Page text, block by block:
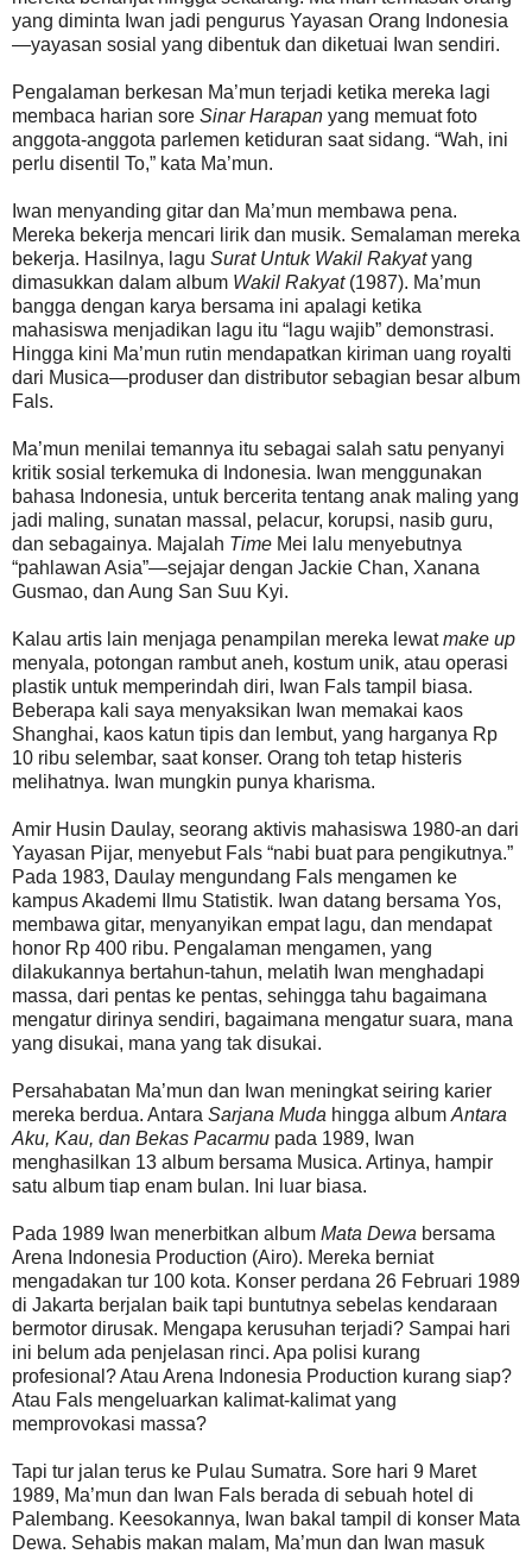
yang diminta Iwan jadi pengurus Yayasan Orang Indonesia
—yayasan sosial yang dibentuk dan diketuai Iwan sendiri.
Pengalaman berkesan Ma’mun terjadi ketika mereka lagi
membaca harian sore Sinar Harapan yang memuat foto
anggota-anggota parlemen ketiduran saat sidang. “Wah, ini
perlu disentil To,” kata Ma’mun.
Iwan menyanding gitar dan Ma’mun membawa pena.
Mereka bekerja mencari lirik dan musik. Semalaman mereka
bekerja. Hasilnya, lagu Surat Untuk Wakil Rakyatyang
dimasukkan dalam album Wakil Rakyat(1987). Ma’mun
bangga dengan karya bersama ini apalagi ketika
mahasiswa menjadikan lagu itu “lagu wajib” demonstrasi.
Hingga kini Ma’mun rutin mendapatkan kiriman uang royalti
dari Musica—produser dan distributor sebagian besar album
Fals.
Ma’mun menilai temannya itu sebagai salah satu penyanyi
kritik sosial terkemuka di Indonesia. Iwan menggunakan
bahasa Indonesia, untuk bercerita tentang anak maling yang
jadi maling, sunatan massal, pelacur, korupsi, nasib guru,
dan sebagainya. Majalah Time Mei lalu menyebutnya
“pahlawan Asia”—sejajar dengan Jackie Chan, Xanana
Gusmao, dan Aung San Suu Kyi.
Kalau artis lain menjaga penampilan mereka lewatmake up
menyala, potongan rambut aneh, kostum unik, atau operasi
plastik untuk memperindah diri, Iwan Fals tampil biasa.
Beberapa kali saya menyaksikan Iwan memakai kaos
Shanghai, kaos katun tipis dan lembut, yang harganya Rp
10 ribu selembar, saat konser. Orang toh tetap histeris
melihatnya. Iwan mungkin punya kharisma.
Amir Husin Daulay, seorang aktivis mahasiswa 1980-an dari
Yayasan Pijar, menyebut Fals “nabi buat para pengikutnya.”
Pada 1983, Daulay mengundang Fals mengamen ke
kampus Akademi Ilmu Statistik. Iwan datang bersama Yos,
membawa gitar, menyanyikan empat lagu, dan mendapat
honor Rp 400 ribu. Pengalaman mengamen, yang
dilakukannya bertahun-tahun, melatih Iwan menghadapi
massa, dari pentas ke pentas, sehingga tahu bagaimana
mengatur dirinya sendiri, bagaimana mengatur suara, mana
yang disukai, mana yang tak disukai.
Persahabatan Ma’mun dan Iwan meningkat seiring karier
mereka berdua. Antara Sarjana Muda hingga album Antara
Aku, Kau, dan Bekas Pacarmu pada 1989, Iwan
menghasilkan 13 album bersama Musica. Artinya, hampir
satu album tiap enam bulan. Ini luar biasa.
Pada 1989 Iwan menerbitkan album Mata Dewa bersama
Arena Indonesia Production (Airo). Mereka berniat
mengadakan tur 100 kota. Konser perdana 26 Februari 1989
di Jakarta berjalan baik tapi buntutnya sebelas kendaraan
bermotor dirusak. Mengapa kerusuhan terjadi? Sampai hari
ini belum ada penjelasan rinci. Apa polisi kurang
profesional? Atau Arena Indonesia Production kurang siap?
Atau Fals mengeluarkan kalimat-kalimat yang
memprovokasi massa?
Tapi tur jalan terus ke Pulau Sumatra. Sore hari 9 Maret
1989, Ma’mun dan Iwan Fals berada di sebuah hotel di
Palembang. Keesokannya, Iwan bakal tampil di konser Mata
Dewa. Sehabis makan malam, Ma’mun dan Iwan masuk